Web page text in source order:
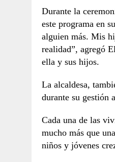
Durante la
este programa en
alguien más. Mis
realidad”, agregó
ella y sus hijos.
La alcaldesa,
durante su gestión
Cada una de las
mucho más que
niños y jóvenes